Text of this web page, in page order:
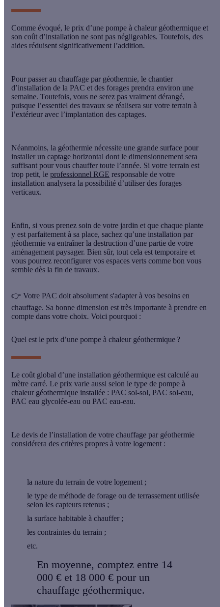
Comme évoqué, le prix d’une pompe à chaleur géothermique et
son coût d’installation ne sont pas négligeables. Toutefois, des
aides réduisent significativement l’addition.
Pour passer au chauffage par géothermie, le chantier
d’installation de la PAC et des forages prendra environ une
semaine. Toutefois, vous ne serez pas vraiment dérangé,
puisque l’essentiel des travaux se réalisera sur votre terrain à
l’extérieur avec l’implantation des captages.
Néanmoins, la géothermie nécessite une grande surface pour
installer un captage horizontal dont le dimensionnement sera
suffisant pour vous chauffer toute l’année. Si votre terrain est
trop petit, le professionnel RGE responsable de votre
installation analysera la possibilité d’utiliser des forages
verticaux.
Enfin, si vous prenez soin de votre jardin et que chaque plante
y est parfaitement à sa place, sachez qu’une installation par
géothermie va entraîner la destruction d’une partie de votre
aménagement paysager. Bien sûr, tout cela est temporaire et
vous pourrez reconfigurer vos espaces verts comme bon vous
semble dès la fin de travaux.
👉 Votre PAC doit absolument s'adapter à vos besoins en
chauffage. Sa bonne dimension est très importante à prendre en
compte dans votre choix. Voici pourquoi :
Quel est le prix d’une pompe à chaleur géothermique ?
Le coût global d’une installation géothermique est calculé au
mètre carré. Le prix varie aussi selon le type de pompe à
chaleur géothermique installée : PAC sol-sol, PAC sol-eau,
PAC eau glycolée-eau ou PAC eau-eau.
Le devis de l’installation de votre chauffage par géothermie
considérera des critères propres à votre logement :
la nature du terrain de votre logement ;
le type de méthode de forage ou de terrassement utilisée
selon les capteurs retenus ;
la surface habitable à chauffer ;
les contraintes du terrain ;
etc.
En moyenne, comptez entre 14
000 € et 18 000 € pour un
chauffage géothermique.